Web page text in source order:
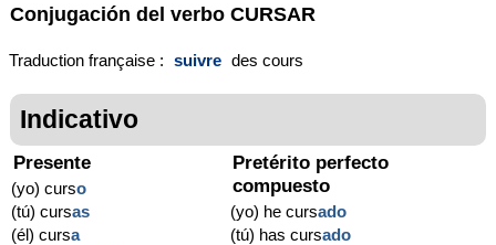
Conjugación del verbo CURSAR
Traduction française : suivre des cours
Indicativo
Presente
(yo) curso
(tú) cursas
(él) cursa
Pretérito perfecto
compuesto
(yo) he cursado
(tú) has cursado